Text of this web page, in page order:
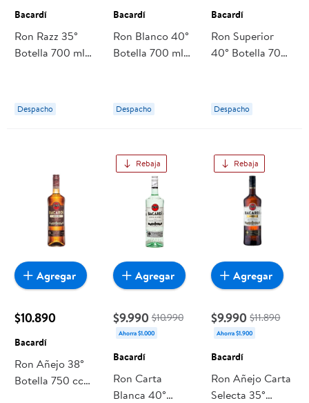
Bacardí
Ron Razz 35°
Botella 700 ml
Despacho
Bacardí
Ron Blanco 40°
Botella 700 ml
Despacho
Bacardí
Ron Superior
40° Botella 700
Despacho
$10.890
Bacardí
Ron Añejo 38°
Botella 750 cc
Agregar
Rebaja
$9.990 $10.990
Ahorra $1.000
Bacardí
Ron Carta
Blanca 40°
Agregar
Rebaja
$9.990 $11.890
Ahorra $1.900
Bacardí
Ron Añejo Carta
Selecta 35°
Agregar